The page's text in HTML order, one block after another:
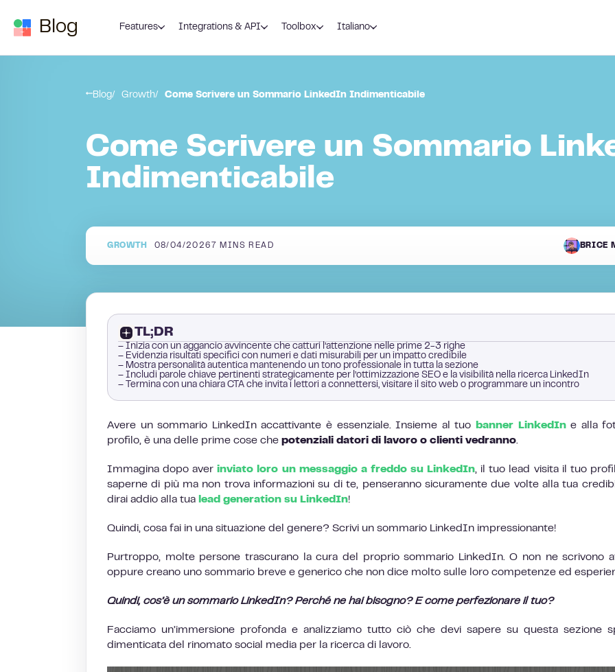
Blog Features Integrations & API Toolbox Italiano
Blog Growth Come Scrivere un Sommario LinkedIn Indimenticabile
Come Scrivere un Sommario
Indimenticabile
GROWTH 08/04/2026 7 MINS READ BRICE
TL;DR
– Inizia con un aggancio avvincente che catturi l’attenzione nelle prime 2-3 righe
– Evidenzia risultati specifici con numeri e dati misurabili per un impatto credibile
– Mostra personalità autentica mantenendo un tono professionale in tutta la sezione
– Includi parole chiave pertinenti strategicamente per l’ottimizzazione SEO e la visibilità nella ricerca LinkedIn
– Termina con una chiara CTA che invita i lettori a connettersi, visitare il sito web o programmare un incontro
Avere un sommario LinkedIn accattivante è essenziale. Insieme al tuo banner LinkedIne alla
profilo, è una delle prime cose che potenziali datori di lavoro o clienti vedranno.
Immagina dopo averinviato loro un messaggio a freddo su LinkedIn, il tuo lead visita il tuo
saperne di più ma non trova informazioni su di te, penseranno sicuramente due volte alla tua
dirai addio alla tua lead generation su LinkedIn!
Quindi, cosa fai in una situazione del genere? Scrivi un sommario LinkedIn impressionante!
Purtroppo, molte persone trascurano la cura del proprio sommario LinkedIn. O non ne scrivono
oppure creano uno sommario breve e generico che non dice molto sulle loro competenze ed
Quindi, cos’è un sommario LinkedIn? Perché ne hai bisogno? E come perfezionare il tuo?
Facciamo un’immersione profonda e analizziamo tutto ciò che devi sapere su questa sezione
dimenticata del rinomato social media per la ricerca di lavoro.